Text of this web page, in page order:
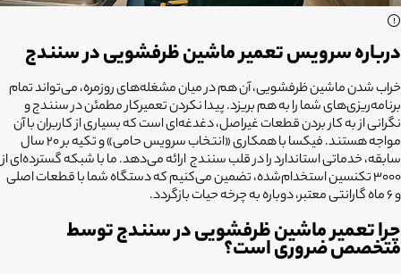
درباره سرویس تعمیر ماشین ظرفشویی در سنندج
خراب شدن ماشین ظرفشویی، آن هم در میان مشغله‌های روزمره، می‌تواند تمام
برنامه‌ریزی‌های شما را به هم بریزد. پیدا نکردن تعمیرکار مطمئن در سنندج و
نگرانی از به کار بردن قطعات غیراصل، دغدغه‌ای است که بسیاری از کاربران با آن
مواجه هستند. فیکسا با همکاری «انتخاب سرویس حامی» و تکیه بر ۲۰ سال
سابقه، خدماتی استاندارد را در قلب سنندج ارائه می‌دهد. ما با شبکه گسترده‌ای از
۳۰۰۰ تکنسین استخدام‌شده، تضمین می‌کنیم که دستگاه شما با قطعات اصلی
و ۶ ماه گارانتی معتبر، دوباره به چرخه حیات بازگردد.
چرا تعمیر ماشین ظرفشویی در سنندج توسط
متخصص ضروری است؟